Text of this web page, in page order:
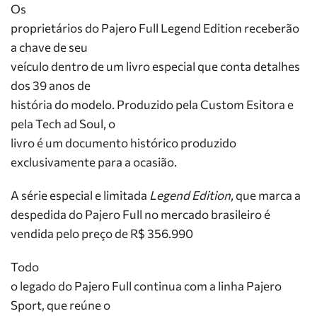
Os
proprietários do Pajero Full Legend Edition receberão
a chave de seu
veículo dentro de um livro especial que conta detalhes
dos 39 anos de
história do modelo. Produzido pela Custom Esitora e
pela Tech ad Soul, o
livro é um documento histórico produzido
exclusivamente para a ocasião.
A série especial e limitada Legend Edition, que marca a
despedida do Pajero Full no mercado brasileiro é
vendida pelo preço de R$ 356.990
Todo
o legado do Pajero Full continua com a linha Pajero
Sport, que reúne o